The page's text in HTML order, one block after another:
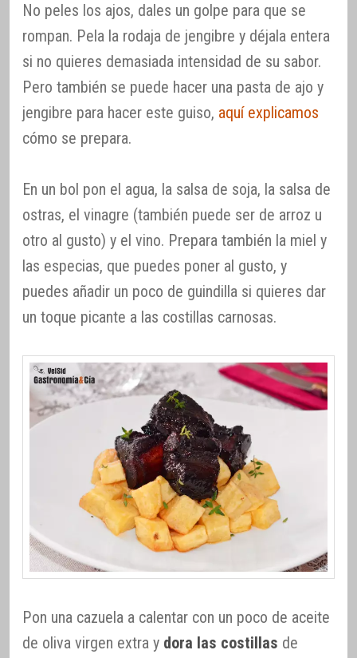
No peles los ajos, dales un golpe para que se
rompan. Pela la rodaja de jengibre y déjala entera
si no quieres demasiada intensidad de su sabor.
Pero también se puede hacer una pasta de ajo y
jengibre para hacer este guiso, aquí explicamos
cómo se prepara.
En un bol pon el agua, la salsa de soja, la salsa de
ostras, el vinagre (también puede ser de arroz u
otro al gusto) y el vino. Prepara también la miel y
las especias, que puedes poner al gusto, y
puedes añadir un poco de guindilla si quieres dar
un toque picante a las costillas carnosas.
Pon una cazuela a calentar con un poco de aceite
de oliva virgen extra y dora las costillas de